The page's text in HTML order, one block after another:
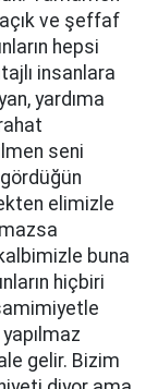
açık ve şeffaf
hepsi
insanlara
yardıma
seni
elimizle
buna
hiçbiri
gelir. Bizim